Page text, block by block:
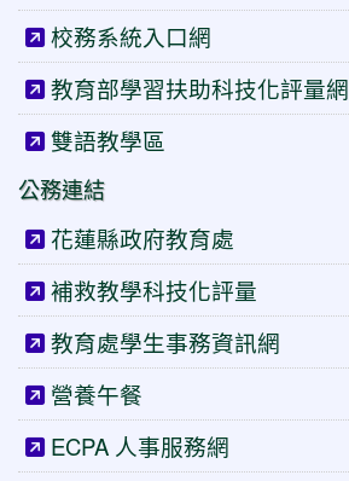
校務系統入口網
教育部學習扶助科技化評量網
雙語教學區
公務連結
花蓮縣政府教育處
補救教學科技化評量
教育處學生事務資訊網
營養午餐
ECPA 人事服務網